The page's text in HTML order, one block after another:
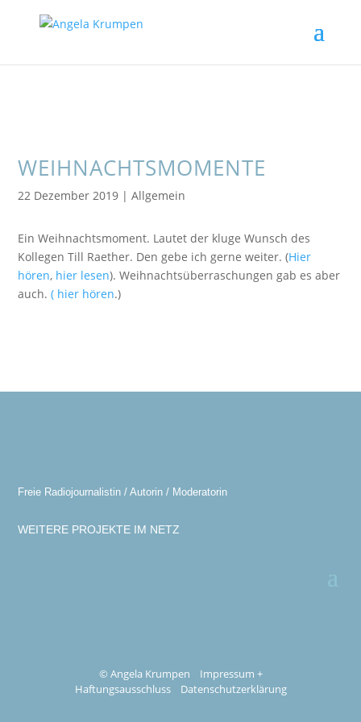
WEIHNACHTSMOMENTE
22 Dezember 2019 |Allgemein
Ein Weihnachtsmoment. Lautet der kluge Wunsch des
Kollegen Till Raether. Den gebe ich gerne weiter. (Hier
hören, hier lesen). Weihnachtsüberraschungen gab es aber
auch.( hier hören.)
Freie Radiojournalistin / Autorin / Moderatorin
WEITERE PROJEKTE IM NETZ
© Angela Krumpen Impressum +
Haftungsausschluss
Datenschutzerklärung